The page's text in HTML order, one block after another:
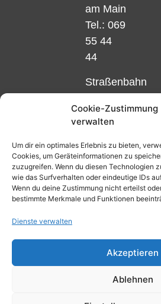
Cookie-Zustimmung
verwalten
Um dir ein optimales Erlebnis zu bieten,
Cookies, um Geräteinformationen zu
zuzugreifen. Wenn du diesen Technologien
wie das Surfverhalten oder eindeutige IDs
Wenn du deine Zustimmung nicht erteilst
bestimmte Merkmale und Funktionen
Dienste verwalten
Akzeptieren
Ablehnen
am Main
Tel.: 069
55 44
44
Straßenbahn
und 12,
Matthias-
Beltz-
Platz
oder
Haltestelle